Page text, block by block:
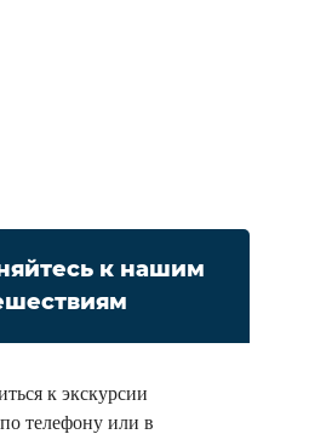
к нашим
к экскурсии
телефону или в